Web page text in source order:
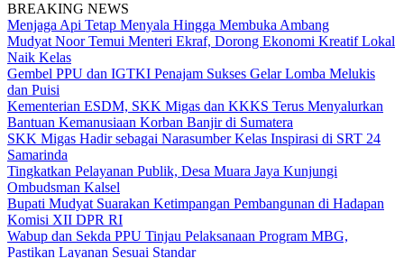
BREAKING NEWS
Menjaga Api Tetap Menyala Hingga Membuka Ambang
Mudyat Noor Temui Menteri Ekraf, Dorong Ekonomi Kreatif Lokal
Naik Kelas
Gembel PPU dan IGTKI Penajam Sukses Gelar Lomba Melukis
dan Puisi
Kementerian ESDM, SKK Migas dan KKKS Terus Menyalurkan
Bantuan Kemanusiaan Korban Banjir di Sumatera
SKK Migas Hadir sebagai Narasumber Kelas Inspirasi di SRT 24
Samarinda
Tingkatkan Pelayanan Publik, Desa Muara Jaya Kunjungi
Ombudsman Kalsel
Bupati Mudyat Suarakan Ketimpangan Pembangunan di Hadapan
Komisi XII DPR RI
Wabup dan Sekda PPU Tinjau Pelaksanaan Program MBG,
Pastikan Layanan Sesuai Standar